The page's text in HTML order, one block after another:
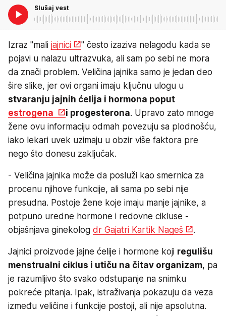
Slušaj vest
Izraz "mali jajnici
" često izaziva nelagodu kada se
pojavi u nalazu ultrazvuka, ali sam po sebi ne mora
da znači problem. Veličina jajnika samo je jedan deo
šire slike, jer ovi organi imaju ključnu ulogu u
stvaranju jajnih ćelija i hormona poput
estrogena
i progesterona. Upravo zato mnoge
žene ovu informaciju odmah povezuju sa plodnošću,
iako lekari uvek uzimaju u obzir više faktora pre
nego što donesu zaključak.
- Veličina jajnika može da posluži kao smernica za
procenu njihove funkcije, ali sama po sebi nije
presudna. Postoje žene koje imaju manje jajnike, a
potpuno uredne hormone i redovne cikluse -
objašnjava ginekolog dr Gajatri Kartik Nageš .
Jajnici proizvode jajne ćelije i hormone koji regulišu
menstrualni ciklus i utiču na čitav organizam, pa
je razumljivo što svako odstupanje na snimku
pokreće pitanja. Ipak, istraživanja pokazuju da veza
između veličine i funkcije postoji, ali nije apsolutna.